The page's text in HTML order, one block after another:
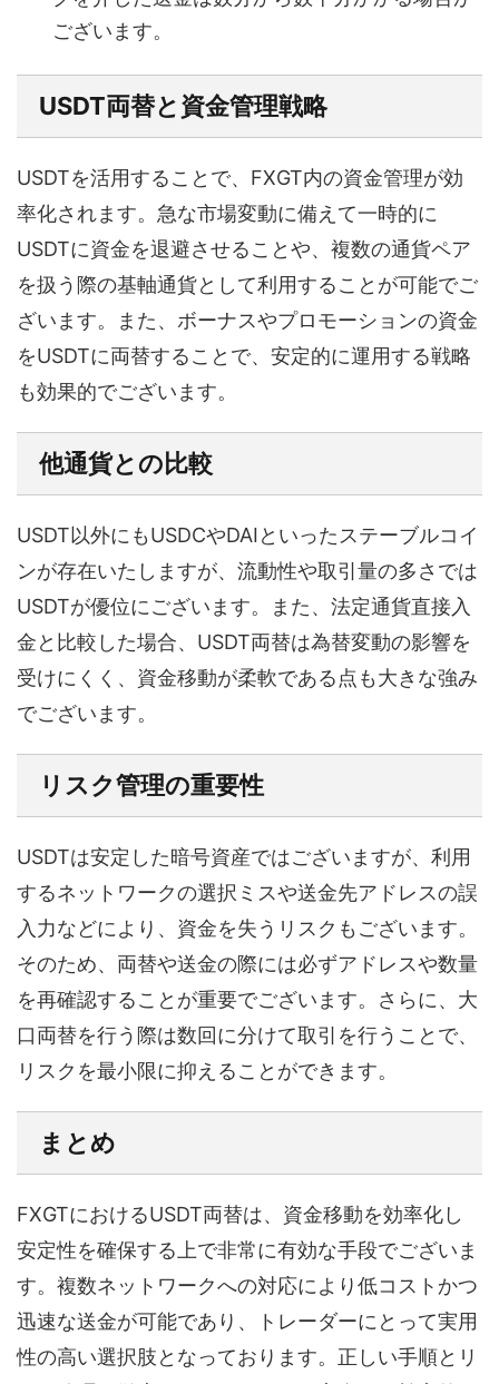
ございます。
USDT両替と資金管理戦略
USDTを活用することで、FXGT内の資金管理が効
率化されます。急な市場変動に備えて一時的に
USDTに資金を退避させることや、複数の通貨ペア
を扱う際の基軸通貨として利用することが可能でご
ざいます。また、ボーナスやプロモーションの資金
をUSDTに両替することで、安定的に運用する戦略
も効果的でございます。
他通貨との比較
USDT以外にもUSDCやDAIといったステーブルコイ
ンが存在いたしますが、流動性や取引量の多さでは
USDTが優位にございます。また、法定通貨直接入
金と比較した場合、USDT両替は為替変動の影響を
受けにくく、資金移動が柔軟である点も大きな強み
でございます。
リスク管理の重要性
USDTは安定した暗号資産ではございますが、利用
するネットワークの選択ミスや送金先アドレスの誤
入力などにより、資金を失うリスクもございます。
そのため、両替や送金の際には必ずアドレスや数量
を再確認することが重要でございます。さらに、大
口両替を行う際は数回に分けて取引を行うことで、
リスクを最小限に抑えることができます。
まとめ
FXGTにおけるUSDT両替は、資金移動を効率化し
安定性を確保する上で非常に有効な手段でございま
す。複数ネットワークへの対応により低コストかつ
迅速な送金が可能であり、トレーダーにとって実用
性の高い選択肢となっております。正しい手順とリ